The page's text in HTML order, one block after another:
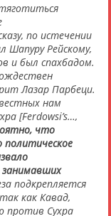
по истечении
Шапуру Рейскому,
и был спахбадом.
Лазар Парбеци.
нам
[Ferdowsi’s…,
что
политическое
подкрепляется
как Кавад,
против Сухра